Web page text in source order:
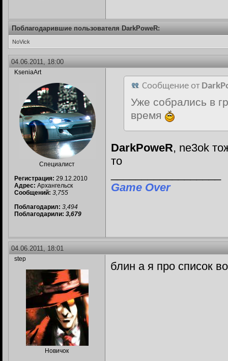
Поблагодарившие пользователя DarkPoweR:
NoVick
04.06.2011, 18:00
KseniaArt
Специалист
Регистрация: 29.12.2010
Адрес: Архангельск
Сообщений: 3,755
Поблагодарил: 3,494
Поблагодарили: 3,679
Сообщение от
Уже собрались в
время
DarkPoweR, ne3ok
то
Game Over
04.06.2011, 18:01
step
Новичок
блин а я про список